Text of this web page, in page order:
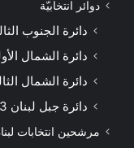
دوائر انتخابيّة
دائرة الجنوب
دائرة الشمال
دائرة الشمال
دائرة جبل لبنان 3
مرشحين انتخابات لبنان-